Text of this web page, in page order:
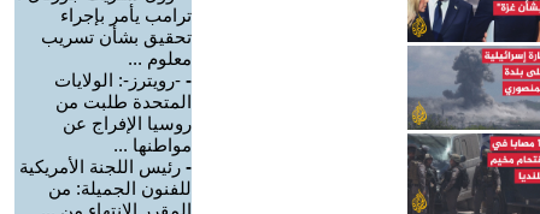
ترامب يأمر بإجراء
تحقيق بشأن تسريب
معلوم ...
- -رويترز-: الولايات
المتحدة طلبت من
روسيا الإفراج عن
مواطنها ...
- رئيس اللجنة الأمريكية
للفنون الجميلة: من
المقرر الانتهاء من ...